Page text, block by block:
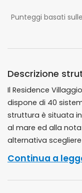
Punteggi basati
Descrizione
Il Residence
dispone di 40
struttura è situata
al mare ed alla nota
alternativa scegliere
Continua a